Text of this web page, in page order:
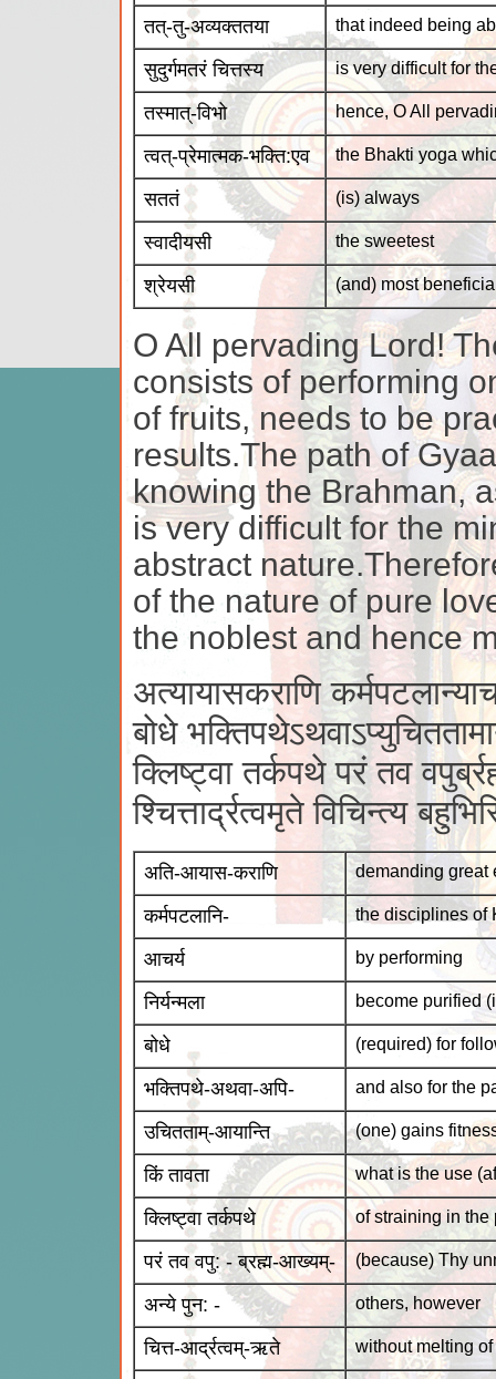
तत्-तु-अव्यक्ततया that indeed being
सुदुर्गमतरं चित्तस्य is very difficult for
तस्मात्-विभो hence, O All
त्वत्-प्रेमात्मक-भक्ति:एव the Bhakti yoga
सततं (is) always
स्वादीयसी the sweetest
श्रेयसी (and) most
O All pervading Lord!
consists of performing
of fruits, needs to be
results.The path of
knowing the Brahman,
is very difficult for the
abstract
of the nature of pure
the noblest and hence
अत्यायासकराणि
बोधे
क्लिष्ट्वा तर्कपथे परं तव
श्चित्तार्द्रत्वमृते विचिन्त्य
अति-आयास-कराणि demanding great
कर्मपटलानि- the disciplines of
आचर्य by performing
निर्यन्मला become purified
बोधे (required) for
भक्तिपथे-अथवा-अपि- and also for the
उचितताम्-आयान्ति (one) gains
किं तावता what is the use
क्लिष्ट्वा तर्कपथे of straining in the
परं तव वपु: - ब्रह्म-आख्यम्- (because) Thy
अन्ये पुन: - others, however
चित्त-आर्द्रत्वम्-ऋते without melting